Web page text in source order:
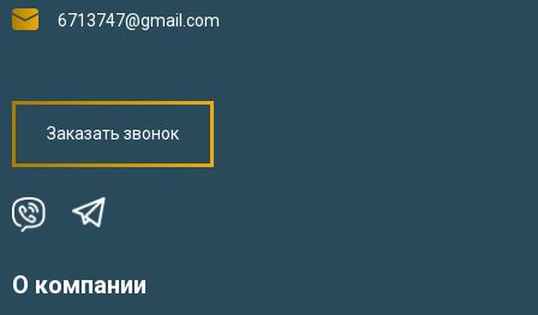
О компании
6713747@gmail.com
Заказать звонок